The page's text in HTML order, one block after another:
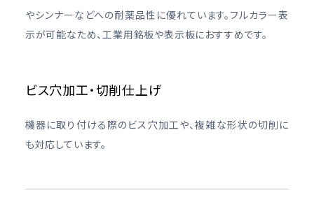
やシンナーなどへの耐薬品性に優れています。フルカラー表
示が可能なため、工業用銘板や表示板におすすめです。
ビス穴加工・切削仕上げ
機器に取り付ける際のビス穴加工や、複雑な形状の切削に
も対応しています。